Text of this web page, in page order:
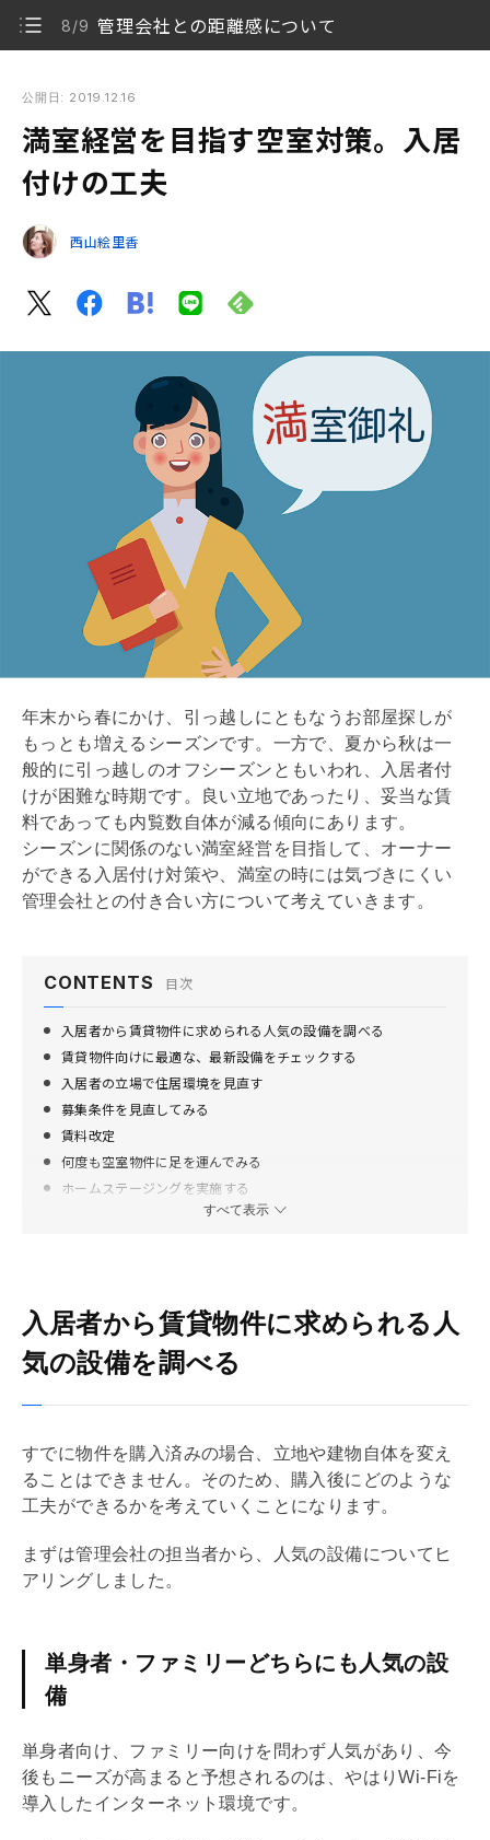
8/9 管理会社との距離感について
1/9 入居者から賃貸物件に求められる人気の設備を調べる
2/9 賃貸物件向けに最適な、最新設備をチェックする
3/9 入居者の立場で住居環境を見直す
4/9 募集条件を見直してみる
5/9 賃料改定
何度も空室物件に足を運んでみる
ホームステージングを実施する
管理会社との距離感について
まとめ
公開日: 2019.12.16
満室経営を目指す空室対策。入居
付けの工夫
西山絵里香
年末から春にかけ、引っ越しにともなうお部屋探しが
もっとも増えるシーズンです。一方で、夏から秋は一
般的に引っ越しのオフシーズンともいわれ、入居者付
けが困難な時期です。良い立地であったり、妥当な賃
料であっても内覧数自体が減る傾向にあります。
シーズンに関係のない満室経営を目指して、オーナー
ができる入居付け対策や、満室の時には気づきにくい
管理会社 との付き合い方について考えていきます。
CONTENTS 目次
入居者から賃貸物件に求められる人気の設備を調べる
賃貸物件向けに最適な、最新設備をチェックする
入居者の立場で住居環境を見直す
募集条件を見直してみる
賃料改定
何度も空室物件に足を運んでみる
ホームステージングを実施する
管理会社との距離感についてすべて表示
入居者から賃貸物件に求められる人
気の設備を調べる
すでに物件を購入済みの場合、立地や建物自体を変え
ることはできません。そのため、購入後にどのような
工夫ができるかを考えていくことになります。
まずは管理会社の担当者から、人気の設備についてヒ
アリングしました。
単身者・ファミリーどちらにも人気の設
備
単身者向け、ファミリー向けを問わず人気があり、今
後もニーズが高まると予想されるのは、やはりWi-Fiを
導入したインターネット環境です。